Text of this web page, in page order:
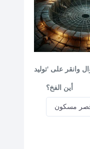
أين الفخ؟